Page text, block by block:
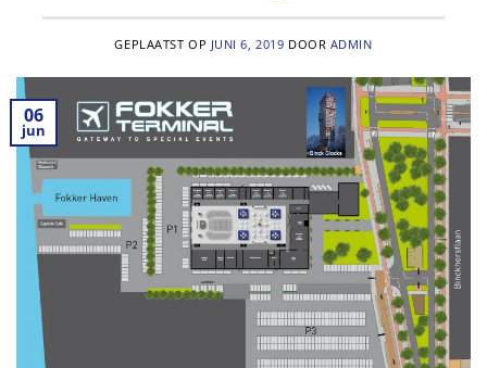
GEPLAATST OP JUNI 6, 2019 DOOR ADMIN
06
jun